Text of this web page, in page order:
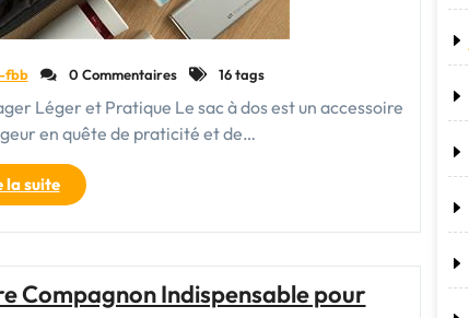
fbb 0 Commentaires 16 tags
Léger et Pratique Le sac à dos est un accessoire
en quête de praticité et de…
la suite"Le
Sac
à
Votre
Compagnon Indispensable pour